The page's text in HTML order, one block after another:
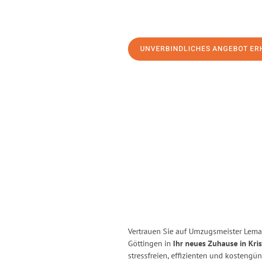
UNVERBINDLICHES ANGEBOT
Vertrauen Sie auf Umzugsmeister
Göttingen in Ihr neues Zuhause in
stressfreien, effizienten und